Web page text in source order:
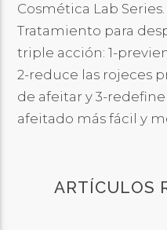
Cosmética Lab Series.
Tratamiento para
triple acción: 1-
2-reduce las rojeces
de afeitar y 3-
afeitado más fácil y
ARTÍCULOS